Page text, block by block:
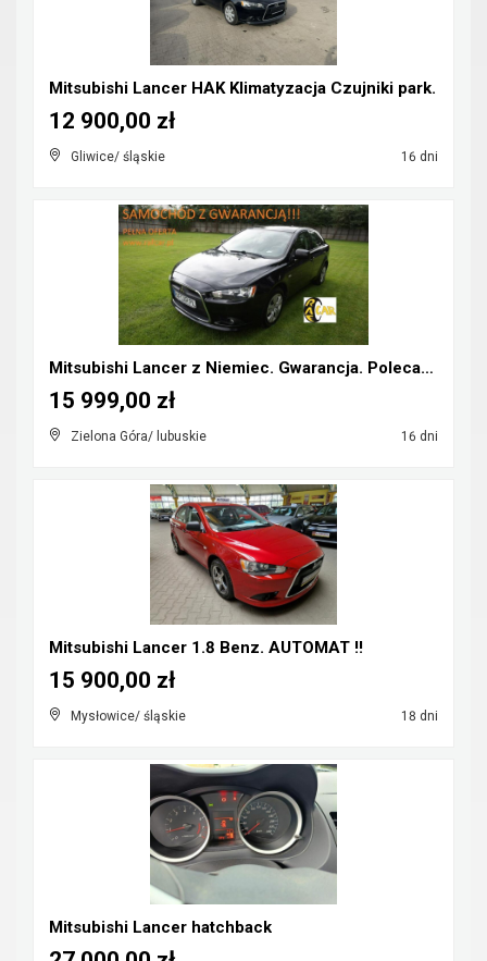
Mitsubishi Lancer HAK Klimatyzacja Czujniki park.
Gliwice/ śląskie 16 dni
12 900,00 zł
Mitsubishi Lancer z Niemiec. Gwarancja. Polecam !!...
Zielona Góra/ lubuskie 16 dni
15 999,00 zł
Mitsubishi Lancer 1.8 Benz. AUTOMAT !!
Mysłowice/ śląskie 18 dni
15 900,00 zł
Mitsubishi Lancer hatchback